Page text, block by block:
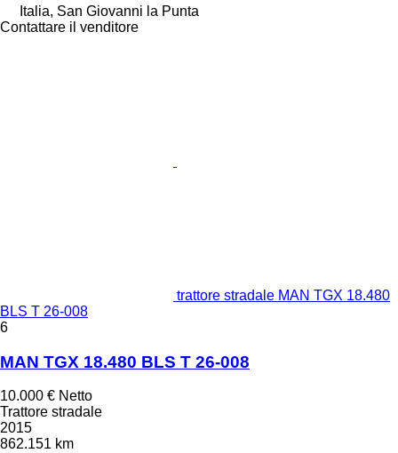
Italia, San Giovanni la Punta
Contattare il venditore
trattore stradale MAN TGX 18.480
BLS T 26-008
6
MAN TGX 18.480 BLS T 26-008
10.000 € Netto
Trattore stradale
2015
862.151 km